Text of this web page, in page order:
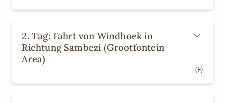
2. Tag: Fahrt von Windhoek in
Richtung Sambezi (Grootfontein
Area)
(F)